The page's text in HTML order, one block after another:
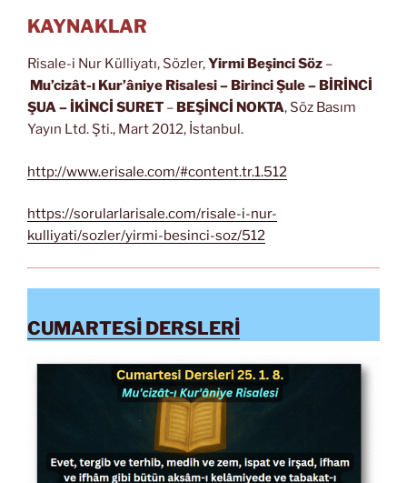
KAYNAKLAR
Risale-i Nur Külliyatı, Sözler,Yirmi Beşinci Söz –
Mu’cizât-ı Kur’âniye Risalesi– Birinci Şule – BİRİNCİ
ŞUA– İKİNCİ SURET – BEŞİNCİ NOKTA, Söz Basım
Yayın Ltd. Şti., Mart 2012, İstanbul.
http://www.erisale.com/#content.tr.1.512
https://sorularlarisale.com/risale-i-nur-
kulliyati/sozler/yirmi-besinci-soz/512
CUMARTESİ DERSLERİ